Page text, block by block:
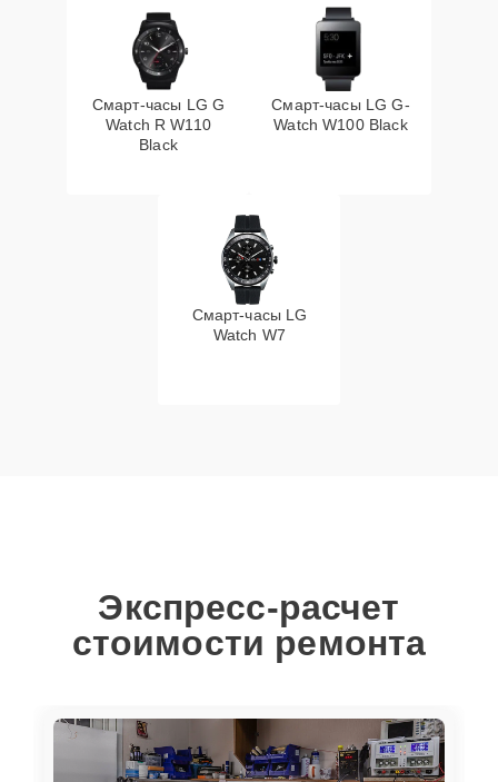
Смарт-часы LG G
Watch R W110
Black
Смарт-часы LG G-
Watch W100 Black
Смарт-часы LG
Watch W7
Экспресс-расчет
стоимости ремонта